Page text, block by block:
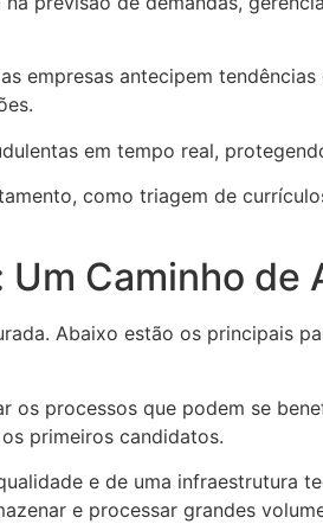
empresas antecipem
em tempo real,
como triagem de
Caminho de
Abaixo estão os principais
os processos que podem se
primeiros candidatos.
e de uma infraestrutura
e processar grandes